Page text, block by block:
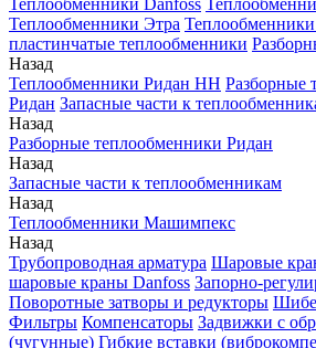
Теплообменники Danfoss
Теплообменники Этра
пластинчатые теплообменники
Назад
Теплообменники Ридан НН Разборные
Ридан Запасные части к
Назад
Разборные теплообменники Ридан
Назад
Запасные части к теплообменникам
Назад
Теплообменники Машимпекс
Назад
Трубопроводная арматура Шаровые
шаровые краны Danfoss Запорно-
Поворотные затворы и редукторы
Фильтры Компенсаторы Задвижки с
(чугунные) Гибкие вставки